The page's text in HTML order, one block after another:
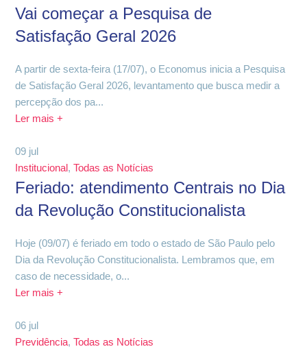
Vai começar a Pesquisa de
Satisfação Geral 2026
A partir de sexta-feira (17/07), o Economus inicia a Pesquisa
de Satisfação Geral 2026, levantamento que busca medir a
percepção dos pa...
Ler mais +
09 jul
Institucional,Todas as Notícias
Feriado: atendimento Centrais no Dia
da Revolução Constitucionalista
Hoje (09/07) é feriado em todo o estado de São Paulo pelo
Dia da Revolução Constitucionalista. Lembramos que, em
caso de necessidade, o...
Ler mais +
06 jul
Previdência,Todas as Notícias